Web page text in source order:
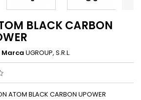
BLACK CARBON
Marca UGROUP, S.R.L.
ATOM BLACK CARBON UPOWER